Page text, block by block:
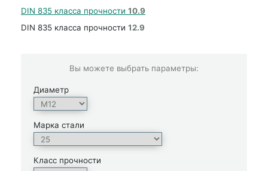
DIN 835 класса прочности 10.9
DIN 835 класса прочности 12.9
Вы можете выбрать параметры:
Диаметр
Марка стали
Класс прочности